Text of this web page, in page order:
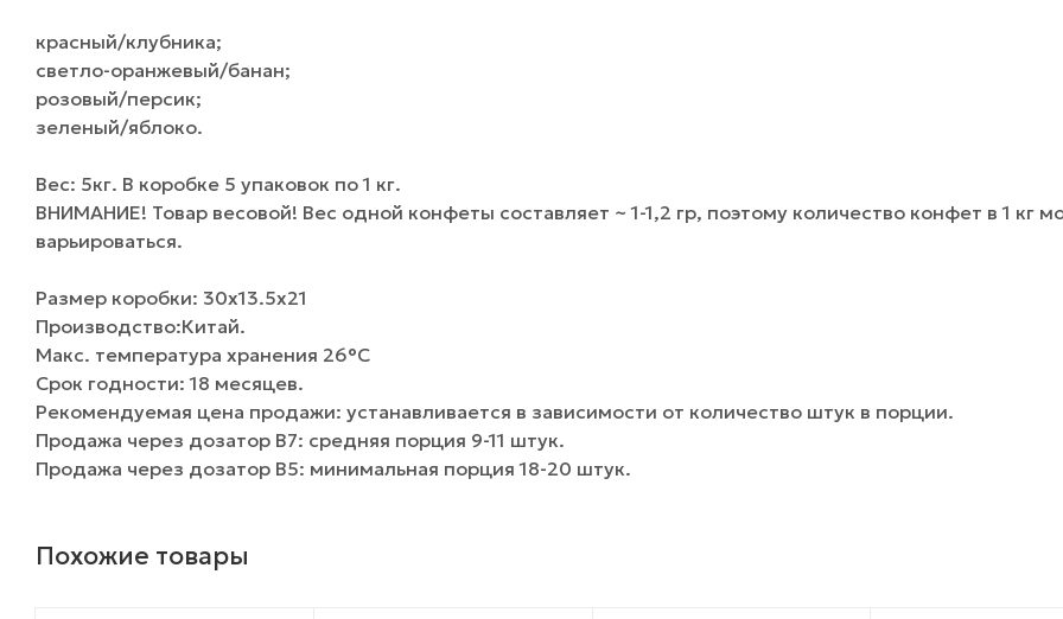
красный/клубника;
светло-оранжевый/банан;
розовый/персик;
зеленый/яблоко.
Вес: 5кг. В коробке 5 упаковок по 1 кг.
ВНИМАНИЕ! Товар весовой! Вес одной конфеты составляет ~ 1-1,2 гр, поэтому количество конфет в 1 кг
варьироваться.
Размер коробки: 30х13.5х21
Производство:Китай.
Макс. температура хранения 26°C
Срок годности: 18 месяцев.
Рекомендуемая цена продажи: устанавливается в зависимости от количество штук в порции.
Продажа через дозатор B7: средняя порция 9-11 штук.
Продажа через дозатор B5: минимальная порция 18-20 штук.
Похожие товары